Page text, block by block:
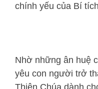
chính yếu của Bí
Nhờ những ân huệ
yêu con người trở
Thiên Chúa dành